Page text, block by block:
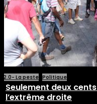
2.0- La peste Politique
Seulement deux
l’extrême droite